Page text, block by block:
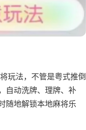
玩法，不管是粤式推倒
自动洗牌、理牌、补
随地解锁本地麻将乐